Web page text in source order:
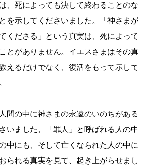
、死によっても決して終わることのな
を示してくださいました。「神さまが
くださる」という真実は、死によって
とがありません。イエスさまはその真
えるだけでなく、復活をもって示して
間の中に神さまの永遠のいのちがある
いました。「罪人」と呼ばれる人の中
中にも、そして亡くなられた人の中に
られる真実を見て、起き上がらせまし